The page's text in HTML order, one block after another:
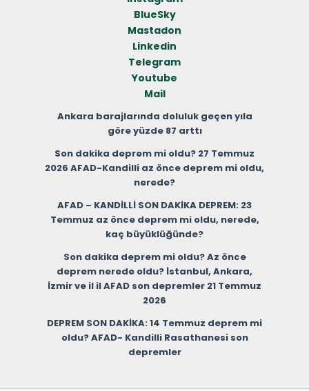
BlueSky
Mastadon
Linkedin
Telegram
Youtube
Mail
Ankara barajlarında doluluk geçen yıla
göre yüzde 87 arttı
Son dakika deprem mi oldu? 27 Temmuz
2026 AFAD-Kandilli az önce deprem mi oldu,
nerede?
AFAD – KANDİLLİ SON DAKİKA DEPREM: 23
Temmuz az önce deprem mi oldu, nerede,
kaç büyüklüğünde?
Son dakika deprem mi oldu? Az önce
deprem nerede oldu? İstanbul, Ankara,
İzmir ve il il AFAD son depremler 21 Temmuz
2026
DEPREM SON DAKİKA: 14 Temmuz deprem mi
oldu? AFAD- Kandilli Rasathanesi son
depremler